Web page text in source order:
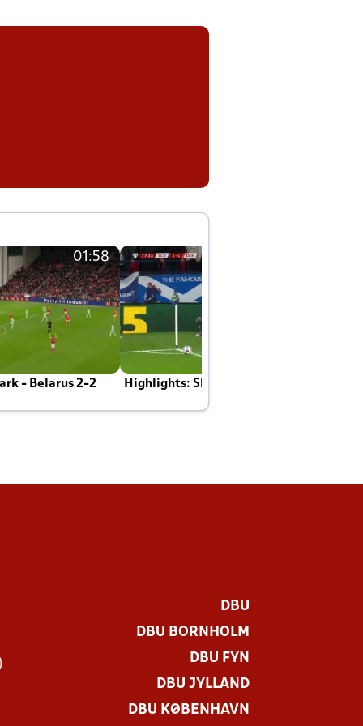
01:58
- Belarus 2-2 Highlights: Skotland - Danmark 4-2
DBU
DBU BORNHOLM
DBU FYN
DBU JYLLAND
DBU KØBENHAVN